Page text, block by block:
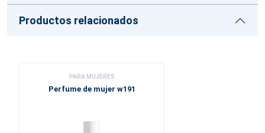
Productos relacionados
PARA MUJERES
Perfume de mujer w191